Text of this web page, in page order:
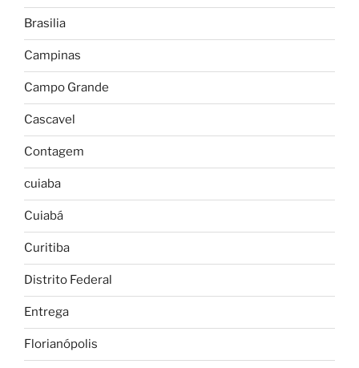
Brasilia
Campinas
Campo Grande
Cascavel
Contagem
cuiaba
Cuiabá
Curitiba
Distrito Federal
Entrega
Florianópolis